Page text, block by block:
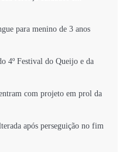
para menino de 3 anos
4º Festival do Queijo e da
com projeto em prol da
após perseguição no fim